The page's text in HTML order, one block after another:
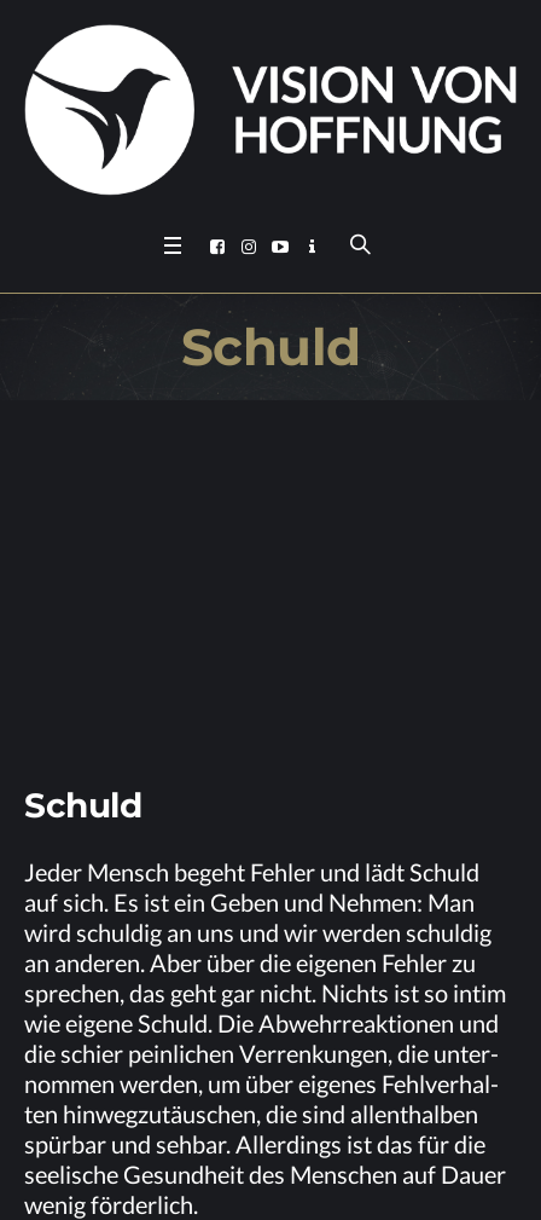
Schuld
Schuld
Je­der Mensch be­geht Feh­ler und lädt Schuld
auf sich. Es ist ein Ge­ben und Neh­men: Man
wird schul­dig an uns und wir wer­den schul­dig
an an­de­ren. Aber über die ei­ge­nen Feh­ler zu
spre­chen, das geht gar nicht. Nichts ist so in­tim
wie ei­ge­ne Schuld. Die Ab­wehr­re­ak­tio­nen und
die schier pein­li­chen Ver­ren­kun­gen, die un­ter­
nom­men wer­den, um über ei­ge­nes Fehl­ver­hal­
ten hin­weg­zu­täu­schen, die sind al­lent­hal­ben
spür­bar und seh­bar. Al­ler­dings ist das für die
see­li­sche Ge­sund­heit des Men­schen auf Dau­er
we­nig för­der­lich.